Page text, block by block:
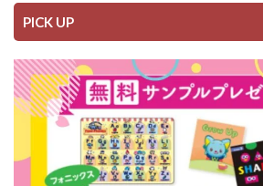
PICK UP